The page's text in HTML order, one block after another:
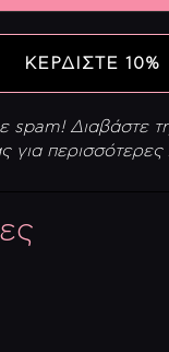
spam! Διαβάστε
για περισσότερες